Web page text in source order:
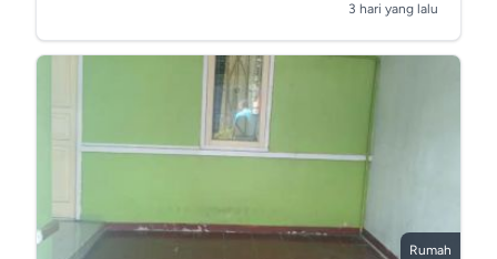
3 hari yang lalu
Rumah